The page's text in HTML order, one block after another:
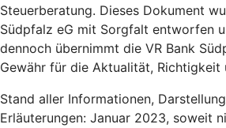
Steuerberatung. Dieses Dokument
Südpfalz eG mit Sorgfalt entworfen
dennoch übernimmt die VR Bank
Gewähr für die Aktualität, Richtigkeit
Stand aller Informationen,
Erläuterungen: Januar 2023, soweit